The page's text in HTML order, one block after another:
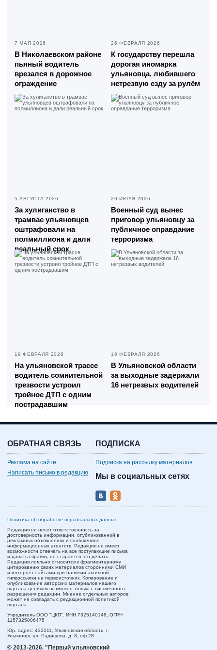
7 МАЯ 2026
В Николаевском районе
пьяный водитель
врезался в дорожное
ограждение
26 ФЕВРАЛЯ 2026
К государству перешла
дорогая иномарка
ульяновца, любившего
нетрезвую езду за рулём
5 АВГУСТА 2026
За хулиганство в
трамвае ульяновцев
оштрафовали на
полмиллиона и дали
реальный срок
29 ИЮЛЯ 2026
Военный суд вынес
приговор ульяновцу за
публичное оправдание
терроризма
19 ФЕВРАЛЯ 2026
На ульяновской трассе
водитель сомнительной
трезвости устроил
тройное ДТП с одним
пострадавшим
16 ФЕВРАЛЯ 2026
В Ульяновской области
за выходные задержали
16 нетрезвых водителей
ОБРАТНАЯ СВЯЗЬ
Реклама на сайте
Написать письмо в редакцию
ПОДПИСКА
Подписка на рассылку материалов
Мы в социальных сетях
Политика об обработке персональных данных
Редакция не несет ответственность за
достоверность информации, опубликованной в
рекламных объявлениях и сообщениях
информационных агентств. Редакция не имеет
возможности отвечать на все поступающие письма
и давать справки, но старается это делать.
Редакция лояльно относится к фрагментарному
цитированию своих материалов сторонними СМИ
и интернет-сайтами при наличии активной
гиперссылки на первоисточник. Копирование и
опубликование авторских материалов нашего
портала целиком возможно только с письменного
разрешения редакции. Мнение отдельных авторов
может не совпадать с редакционной политикой
портала.
Учредитель ООО "ЦКП". ИНН 7325140148, ОГРН
1157325006475
Юр. адрес: 432011, Ульяновская область, г.
Ульяновск, ул. Радищева, д. 8, оф.28
© 2013-2026. "Первый ульяновский